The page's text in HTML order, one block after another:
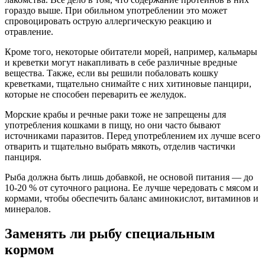
гораздо выше. При обильном употреблении это может
спровоцировать острую аллергическую реакцию и
отравление.
Кроме того, некоторые обитатели морей, например, кальмары
и креветки могут накапливать в себе различные вредные
вещества. Также, если вы решили побаловать кошку
креветками, тщательно снимайте с них хитиновые панцири,
которые не способен переварить ее желудок.
Морские крабы и речные раки тоже не запрещены для
употребления кошками в пищу, но они часто бывают
источниками паразитов. Перед употреблением их лучше всего
отварить и тщательно выбрать мякоть, отделив частички
панциря.
Рыба должна быть лишь добавкой, не основой питания — до
10-20 % от суточного рациона. Ее лучше чередовать с мясом и
кормами, чтобы обеспечить баланс аминокислот, витаминов и
минералов.
Заменять ли рыбу специальным
кормом